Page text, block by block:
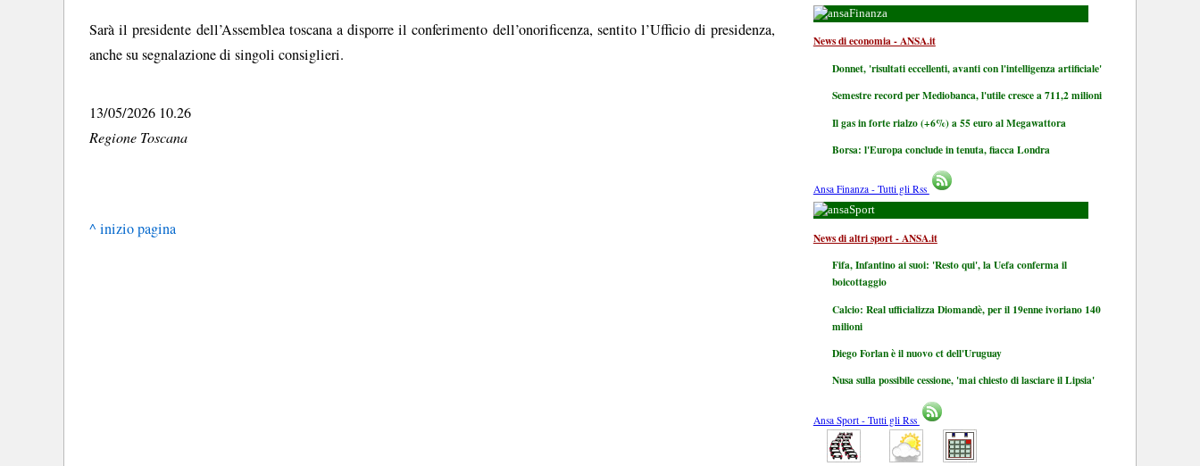
Sarà il presidente dell’Assemblea toscana a disporre il conferimento dell’onorificenza, sentito l’Ufficio di presidenza,
anche su segnalazione di singoli consiglieri.
13/05/2026 10.26
Regione Toscana
^ inizio pagina
Finanza
News di economia - ANSA.it
Donnet, 'risultati eccellenti, avanti con l'intelligenza artificiale'
Semestre record per Mediobanca, l'utile cresce a 711,2 milioni
Il gas in forte rialzo (+6%) a 55 euro al Megawattora
Borsa: l'Europa conclude in tenuta, fiacca Londra
Ansa Finanza - Tutti gli Rss
Sport
News di altri sport - ANSA.it
Fifa, Infantino ai suoi: 'Resto qui', la Uefa conferma il
boicottaggio
Calcio: Real ufficializza Diomandè, per il 19enne ivoriano 140
milioni
Diego Forlan è il nuovo ct dell'Uruguay
Nusa sulla possibile cessione, 'mai chiesto di lasciare il Lipsia'
Ansa Sport - Tutti gli Rss